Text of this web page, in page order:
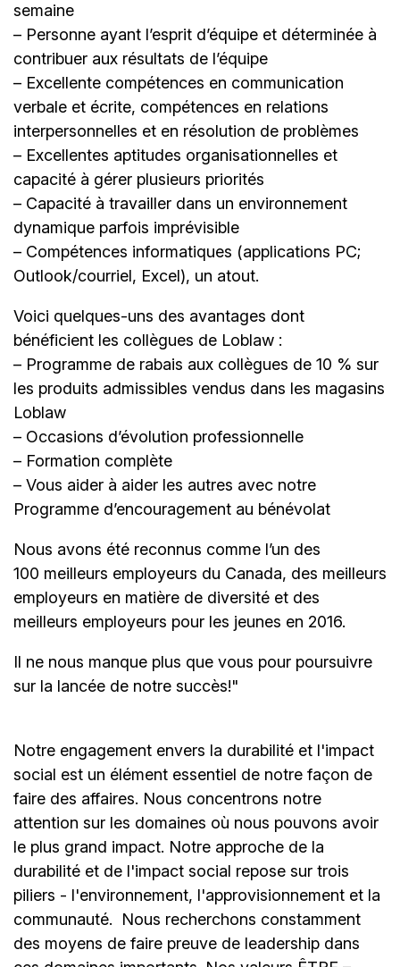
semaine
– Personne ayant l’esprit d’équipe et déterminée à
contribuer aux résultats de lʼéquipe
– Excellente compétences en communication
verbale et écrite, compétences en relations
interpersonnelles et en résolution de problèmes
– Excellentes aptitudes organisationnelles et
capacité à gérer plusieurs priorités
– Capacité à travailler dans un environnement
dynamique parfois imprévisible
– Compétences informatiques (applications PC;
Outlook/courriel, Excel), un atout.
Voici quelques-uns des avantages dont
bénéficient les collègues de Loblaw :
– Programme de rabais aux collègues de 10 % sur
les produits admissibles vendus dans les magasins
Loblaw
– Occasions d’évolution professionnelle
– Formation complète
– Vous aider à aider les autres avec notre
Programme d’encouragement au bénévolat
Nous avons été reconnus comme lʼun des
100 meilleurs employeurs du Canada, des meilleurs
employeurs en matière de diversité et des
meilleurs employeurs pour les jeunes en 2016.
Il ne nous manque plus que vous pour poursuivre
sur la lancée de notre succès!"
Notre engagement envers la durabilité et l'impact
social est un élément essentiel de notre façon de
faire des affaires. Nous concentrons notre
attention sur les domaines où nous pouvons avoir
le plus grand impact. Notre approche de la
durabilité et de l'impact social repose sur trois
piliers - l'environnement, l'approvisionnement et la
communauté.
Nous recherchons constamment
des moyens de faire preuve de leadership dans